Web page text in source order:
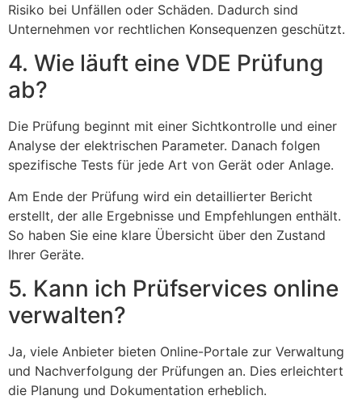
Risiko bei Unfällen oder Schäden. Dadurch sind
Unternehmen vor rechtlichen Konsequenzen geschützt.
4. Wie läuft eine VDE Prüfung
ab?
Die Prüfung beginnt mit einer Sichtkontrolle und einer
Analyse der elektrischen Parameter. Danach folgen
spezifische Tests für jede Art von Gerät oder Anlage.
Am Ende der Prüfung wird ein detaillierter Bericht
erstellt, der alle Ergebnisse und Empfehlungen enthält.
So haben Sie eine klare Übersicht über den Zustand
Ihrer Geräte.
5. Kann ich Prüfservices online
verwalten?
Ja, viele Anbieter bieten Online-Portale zur Verwaltung
und Nachverfolgung der Prüfungen an. Dies erleichtert
die Planung und Dokumentation erheblich.